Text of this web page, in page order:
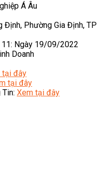
Á Âu
Định, Phường Gia Định, TP
Ngày 19/09/2022
Doanh
tại đây
tại đây
Xem tại đây